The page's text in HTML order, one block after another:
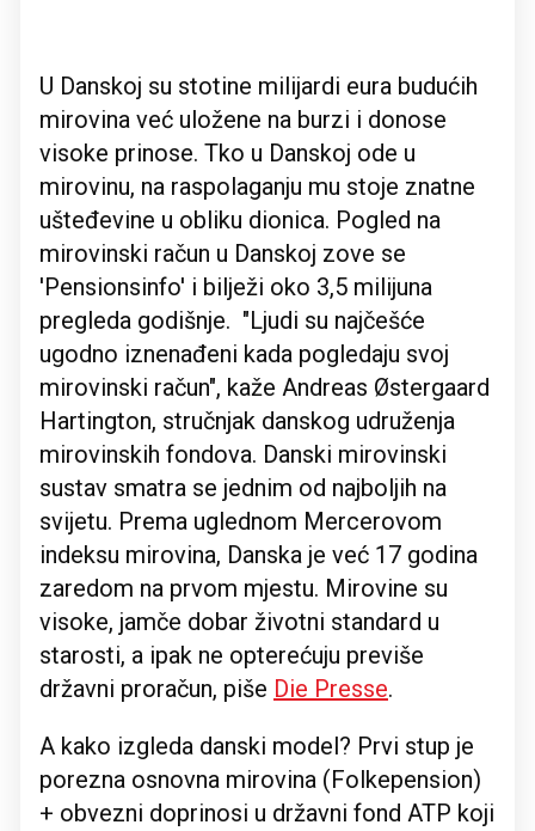
U Danskoj su stotine milijardi eura budućih
mirovina već uložene na burzi i donose
visoke prinose. Tko u Danskoj ode u
mirovinu, na raspolaganju mu stoje znatne
ušteđevine u obliku dionica. Pogled na
mirovinski račun u Danskoj zove se
'Pensionsinfo' i bilježi oko 3,5 milijuna
pregleda godišnje. "Ljudi su najčešće
ugodno iznenađeni kada pogledaju svoj
mirovinski račun", kaže Andreas Østergaard
Hartington, stručnjak danskog udruženja
mirovinskih fondova. Danski mirovinski
sustav smatra se jednim od najboljih na
svijetu. Prema uglednom Mercerovom
indeksu mirovina, Danska je već 17 godina
zaredom na prvom mjestu. Mirovine su
visoke, jamče dobar životni standard u
starosti, a ipak ne opterećuju previše
državni proračun, piše Die Presse.
A kako izgleda danski model? Prvi stup je
porezna osnovna mirovina (Folkepension)
+ obvezni doprinosi u državni fond ATP koji